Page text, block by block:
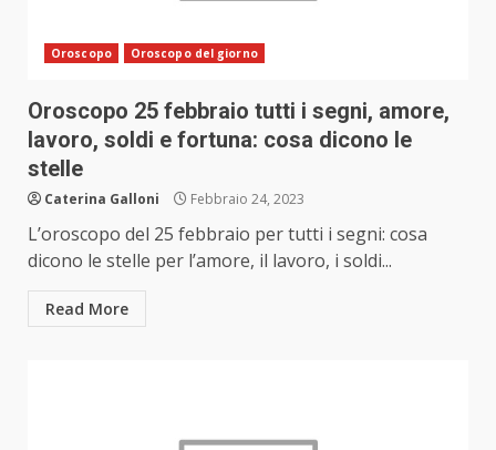
Oroscopo Oroscopo del giorno
Oroscopo 25 febbraio tutti i segni, amore,
lavoro, soldi e fortuna: cosa dicono le
stelle
Caterina Galloni Febbraio 24, 2023
L’oroscopo del 25 febbraio per tutti i segni: cosa
dicono le stelle per l’amore, il lavoro, i soldi...
Read More